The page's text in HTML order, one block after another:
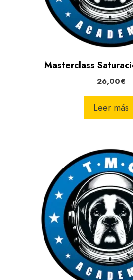
Masterclass
26,00€
Leer más